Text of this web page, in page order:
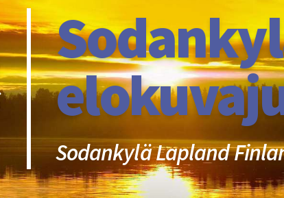
Sodankylä Lapland